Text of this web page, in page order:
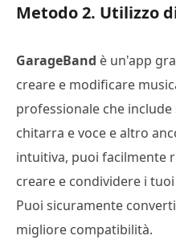
Metodo 2. Utilizzo
GarageBand è un'app
creare e modificare
professionale che
chitarra e voce e altro
intuitiva, puoi facilmente
creare e condividere i
Puoi sicuramente
migliore compatibilità.